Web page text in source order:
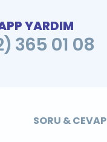
YARDIM
365 01 08
SORU & CEVAP